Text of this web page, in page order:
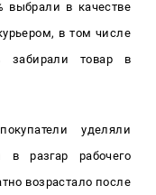
выбрали в качестве
в том числе
забирали товар в
уделяли
разгар рабочего
возрастало после